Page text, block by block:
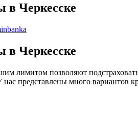
в Черкесске
в Черкесске
лимитом позволяют
нас представлены много